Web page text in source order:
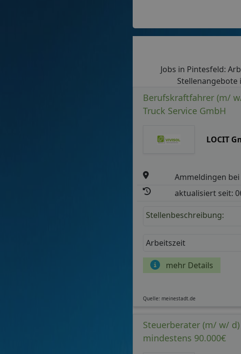
Jobs in Pintesfeld:
Berufskraftfahrer (m/
Truck Service GmbH
LOCIT
Ammeldingen
aktualisiert seit:
Stellenbeschreibung:
Arbeitszeit
mehr Details
Quelle: meinestadt.de
Steuerberater (m/ w/
mindestens 90.000€